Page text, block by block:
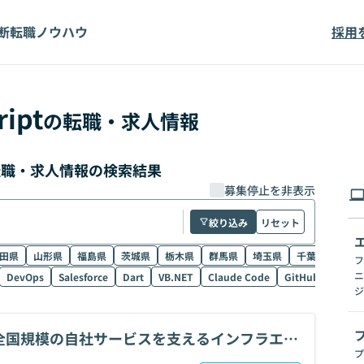
転職ノウハウ 採用
の転職・求人情報
・求人情報の検索結果
募集停止を非表示
絞り込み リセット
県 山形県 福島県 茨城県 栃木県 群馬県 埼玉県 千葉県
東
DevOps
Salesforce Dart VB.NET Claude Code GitHub Copilot
規模の自社サービスを支えるインフラエン